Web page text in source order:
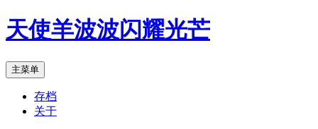
跳
至
文
天使羊波波闪耀光芒
搜
索
主菜单
存档
关于